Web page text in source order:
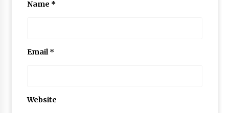
Name *
Email*
Website